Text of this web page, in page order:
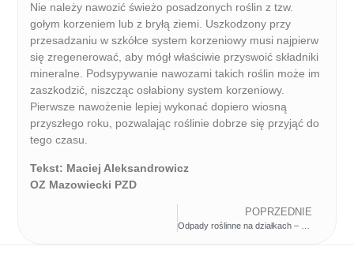
Nie należy nawozić świeżo posadzonych roślin z tzw.
gołym korzeniem lub z bryłą ziemi. Uszkodzony przy
przesadzaniu w szkółce system korzeniowy musi najpierw
się zregenerować, aby mógł właściwie przyswoić składniki
mineralne. Podsypywanie nawozami takich roślin może im
zaszkodzić, niszcząc osłabiony system korzeniowy.
Pierwsze nawożenie lepiej wykonać dopiero wiosną
przyszłego roku, pozwalając roślinie dobrze się przyjąć do
tego czasu.
Tekst: Maciej Aleksandrowicz
OZ Mazowiecki PZD
POPRZEDNIE